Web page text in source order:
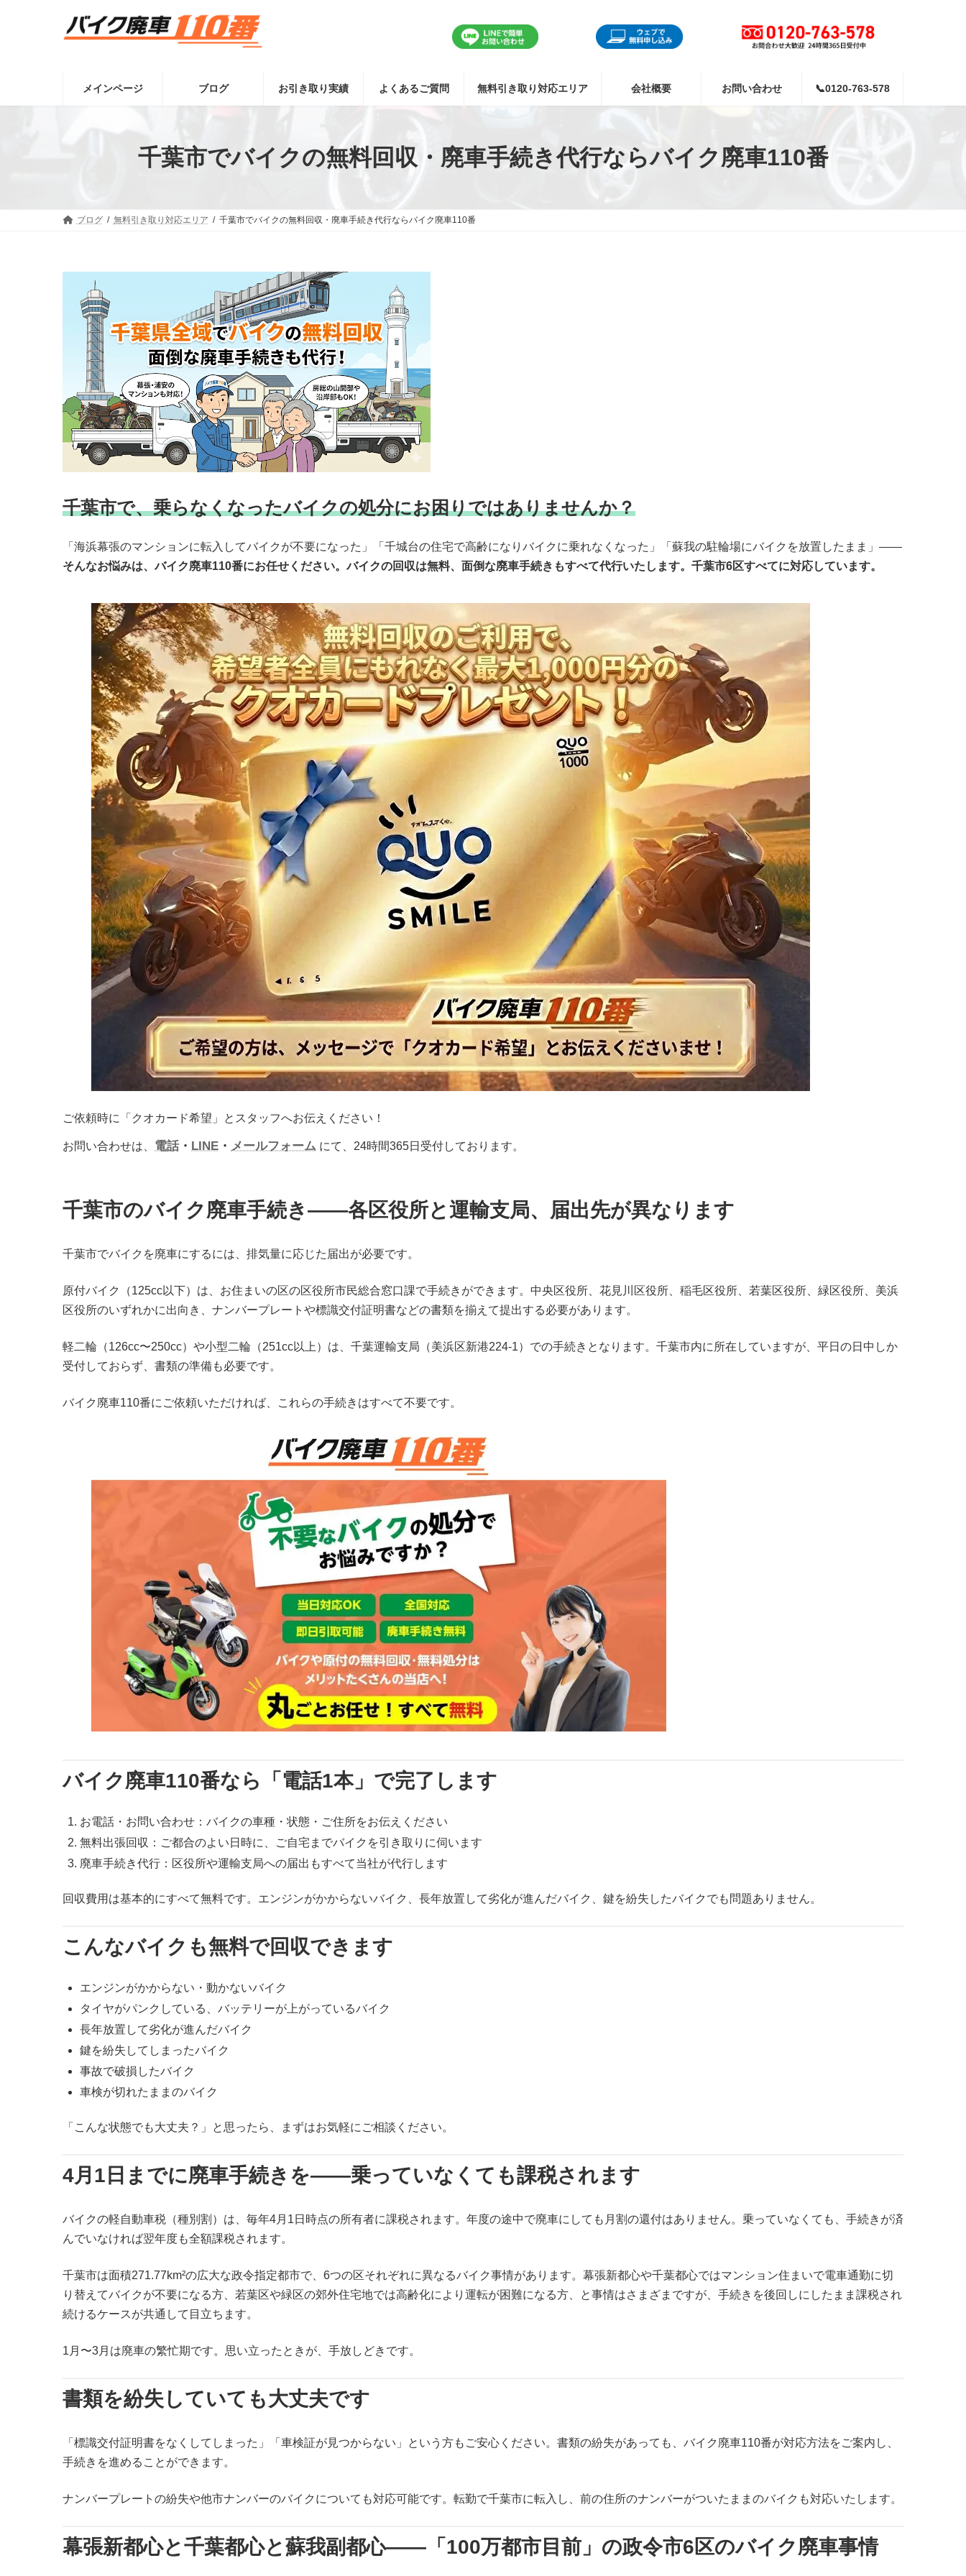
メインページ ブログ お引き取り実績 よくあるご質問 無料引き取り対応エリア 会社概要 お問い合わせ 📞0120-763-578
千葉市でバイクの無料回収・廃車手続き代行ならバイク廃車110番
ブログ 無料引き取り対応エリア 千葉市でバイクの無料回収・廃車手続き代行ならバイク廃車110番
千葉市で、乗らなくなったバイクの処分にお困りではありませんか？
「海浜幕張のマンションに転入してバイクが不要になった」「千城台の住宅で高齢になりバイクに乗れなくなった」「蘇我の駐輪場にバイクを放置したまま」——
そんなお悩みは、バイク廃車110番にお任せください。バイクの回収は無料、面倒な廃車手続きもすべて代行いたします。千葉市6区すべてに対応しています。
ご依頼時に「クオカード希望」とスタッフへお伝えください！
お問い合わせは、 電話 ・ LINE ・ メールフォーム にて、24時間365日受付しております。
千葉市のバイク廃車手続き——各区役所と運輸支局、届出先が異なります
千葉市でバイクを廃車にするには、排気量に応じた届出が必要です。
原付バイク（125cc以下）は、お住まいの区の区役所市民総合窓口課で手続きができます。中央区役所、花見川区役所、稲毛区役所、若葉区役所、緑区役所、美浜
区役所のいずれかに出向き、ナンバープレートや標識交付証明書などの書類を揃えて提出する必要があります。
軽二輪（126cc〜250cc）や小型二輪（251cc以上）は、千葉運輸支局（美浜区新港224-1）での手続きとなります。千葉市内に所在していますが、平日の日中しか
受付しておらず、書類の準備も必要です。
バイク廃車110番にご依頼いただければ、これらの手続きはすべて不要です。
バイク廃車110番なら「電話1本」で完了します
お電話・お問い合わせ：バイクの車種・状態・ご住所をお伝えください
無料出張回収：ご都合のよい日時に、ご自宅までバイクを引き取りに伺います
廃車手続き代行：区役所や運輸支局への届出もすべて当社が代行します
回収費用は基本的にすべて無料です。エンジンがかからないバイク、長年放置して劣化が進んだバイク、鍵を紛失したバイクでも問題ありません。
こんなバイクも無料で回収できます
エンジンがかからない・動かないバイク
タイヤがパンクしている、バッテリーが上がっているバイク
長年放置して劣化が進んだバイク
鍵を紛失してしまったバイク
事故で破損したバイク
車検が切れたままのバイク
「こんな状態でも大丈夫？」と思ったら、まずはお気軽にご相談ください。
4月1日までに廃車手続きを——乗っていなくても課税されます
バイクの軽自動車税（種別割）は、毎年4月1日時点の所有者に課税されます。年度の途中で廃車にしても月割の還付はありません。乗っていなくても、手続きが済
んでいなければ翌年度も全額課税されます。
千葉市は面積271.77km²の広大な政令指定都市で、6つの区それぞれに異なるバイク事情があります。幕張新都心や千葉都心ではマンション住まいで電車通勤に切
り替えてバイクが不要になる方、若葉区や緑区の郊外住宅地では高齢化により運転が困難になる方、と事情はさまざまですが、手続きを後回しにしたまま課税され
続けるケースが共通して目立ちます。
1月〜3月は廃車の繁忙期です。思い立ったときが、手放しどきです。
書類を紛失していても大丈夫です
「標識交付証明書をなくしてしまった」「車検証が見つからない」という方もご安心ください。書類の紛失があっても、バイク廃車110番が対応方法をご案内し、
手続きを進めることができます。
ナンバープレートの紛失や他市ナンバーのバイクについても対応可能です。転勤で千葉市に転入し、前の住所のナンバーがついたままのバイクも対応いたします。
幕張新都心と千葉都心と蘇我副都心——「100万都市目前」の政令市6区のバイク廃車事情